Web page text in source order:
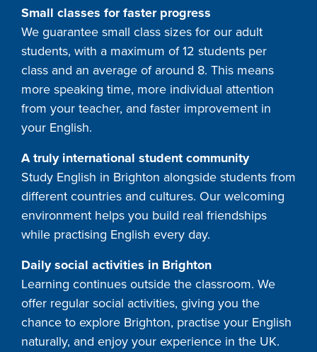
Small classes for faster progress
We guarantee small class sizes for our adult
students, with a maximum of 12 students per
class and an average of around 8. This means
more speaking time, more individual attention
from your teacher, and faster improvement in
your English.
A truly international student community
Study English in Brighton alongside students from
different countries and cultures. Our welcoming
environment helps you build real friendships
while practising English every day.
Daily social activities in Brighton
Learning continues outside the classroom. We
offer regular social activities, giving you the
chance to explore Brighton, practise your English
naturally, and enjoy your experience in the UK.